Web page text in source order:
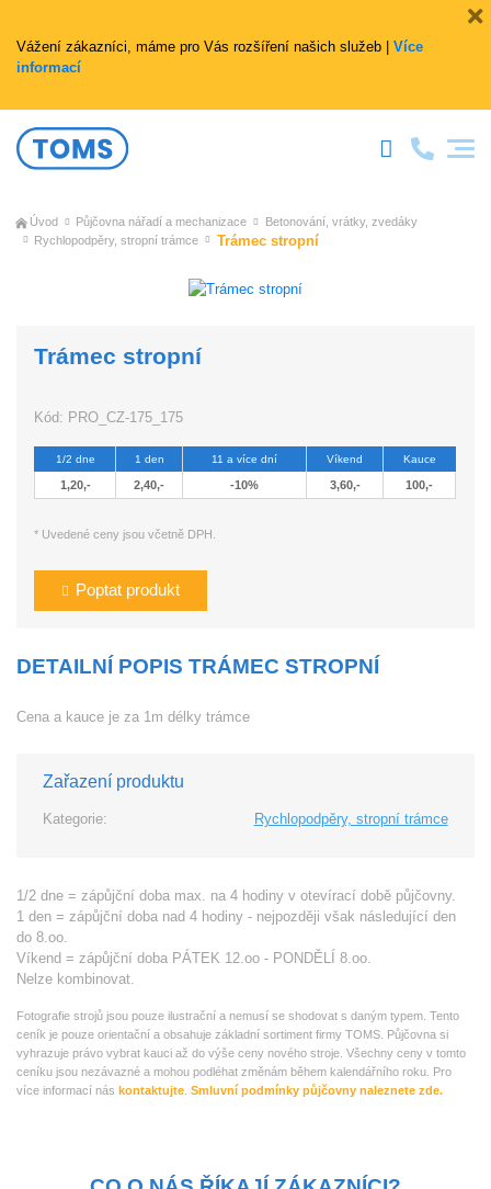
Vážení zákazníci, máme pro Vás rozšíření našich služeb | Více
informací
Úvod Půjčovna nářadí a mechanizace
Betonování, vrátky, zvedáky
Rychlopodpěry, stropní trámce
Trámec stropní
Trámec stropní
Kód: PRO_CZ-175_175
1/2 dne 1 den 11 a více dní Víkend Kauce
1,20,- 2,40,- -10% 3,60,- 100,-
* Uvedené ceny jsou včetně DPH.
Poptat produkt
DETAILNÍ POPIS TRÁMEC STROPNÍ
Cena a kauce je za 1m délky trámce
Zařazení produktu
Kategorie: Rychlopodpěry, stropní trámce
1/2 dne = zápůjční doba max. na 4 hodiny v otevírací době půjčovny.
1 den = zápůjční doba nad 4 hodiny - nejpozději však následující den
do 8.oo.
Víkend = zápůjční doba PÁTEK 12.oo - PONDĚLÍ 8.oo.
Nelze kombinovat.
Fotografie strojů jsou pouze ilustrační a nemusí se shodovat s daným typem. Tento
ceník je pouze orientační a obsahuje základní sortiment firmy TOMS. Půjčovna si
vyhrazuje právo vybrat kauci až do výše ceny nového stroje. Všechny ceny v tomto
ceníku jsou nezávazné a mohou podléhat změnám během kalendářního roku. Pro
více informací nás kontaktujte Smluvní podmínky půjčovny naleznete zde.